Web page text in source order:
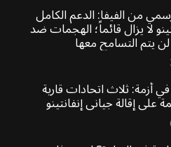
من الفيفا: الدعم الكامل
لا يزال قائماً؛ الهجمات ضد
لن يتم التسامح معها
في أزمة: ثلاث اتحادات قارية
إقالة جياني إنفانتينو